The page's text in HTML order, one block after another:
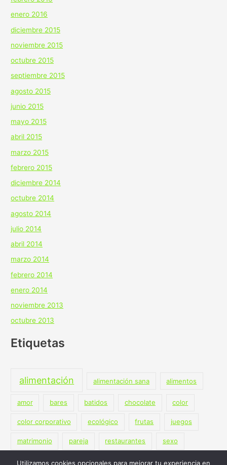
enero 2016
diciembre 2015
noviembre 2015
octubre 2015
septiembre 2015
agosto 2015
junio 2015
mayo 2015
abril 2015
marzo 2015
febrero 2015
diciembre 2014
octubre 2014
agosto 2014
julio 2014
abril 2014
marzo 2014
febrero 2014
enero 2014
noviembre 2013
octubre 2013
Etiquetas
alimentación alimentación sana alimentos
amor bares batidos chocolate color
color corporativo ecológico frutas juegos
matrimonio pareja restaurantes sexo
terapia vegano vegetariano
Utilizamos cookies opcionales para mejorar tu experiencia en